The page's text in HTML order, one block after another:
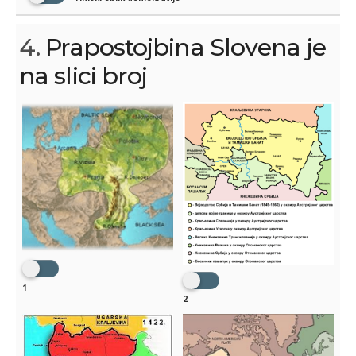
4. Prapostojbina Slovena je
na slici broj
1
2